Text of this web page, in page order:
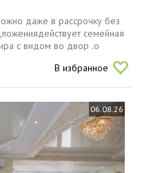
даже в рассрочку без
семейная
с видом во двор .о
площадь 14,1 кв.м из
В избранное
06.08.26